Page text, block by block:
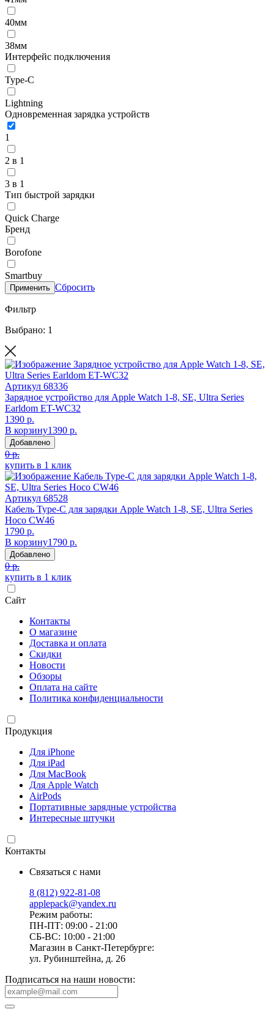
40мм
38мм
Интерфейс подключения
Type-C
Lightning
Одновременная зарядка устройств
1
2 в 1
3 в 1
Тип быстрой зарядки
Quick Charge
Бренд
Borofone
Smartbuy
Применить Сбросить
Фильтр
Выбрано: 1
Артикул 68336
Зарядное устройство для Apple Watch 1-8, SE, Ultra Series
Earldom ET-WC32
1390 р.
В корзину1390 р.
Добавлено
0 р.
купить в 1 клик
Артикул 68528
Кабель Type-C для зарядки Apple Watch 1-8, SE, Ultra Series
Hoco CW46
1790 р.
В корзину1790 р.
Добавлено
0 р.
купить в 1 клик
Сайт
Контакты
О магазине
Доставка и оплата
Скидки
Новости
Обзоры
Оплата на сайте
Политика конфиденциальности
Продукция
Для iPhone
Для iPad
Для MacBook
Для Apple Watch
AirPods
Портативные зарядные устройства
Интересные штучки
Контакты
Связаться с нами
8 (812) 922-81-08
applepack@yandex.ru
Режим работы:
ПН-ПТ: 09:00 - 21:00
СБ-ВС: 10:00 - 21:00
Магазин в Санкт-Петербурге:
ул. Рубинштейна, д. 26
Подписаться на наши новости: